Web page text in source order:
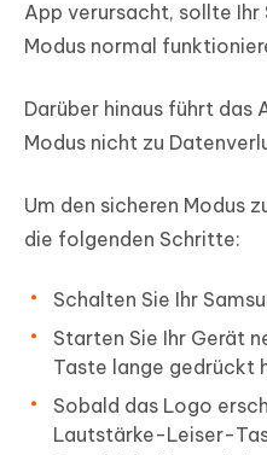
App verursacht, sollte Ihr
Modus normal
Darüber hinaus führt das
Modus nicht zu
Um den sicheren Modus
die folgenden Schritte:
Schalten Sie Ihr
Starten Sie Ihr Gerät
Taste lange gedrückt
Sobald das Logo
Lautstärke-Leiser-